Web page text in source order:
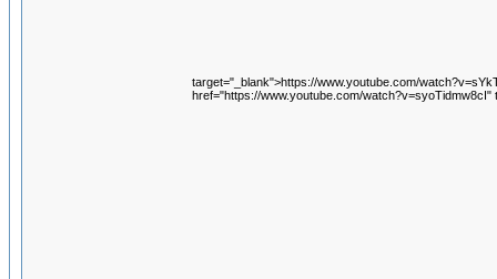
target="_blank">https://www.youtube.com/
href="https://www.youtube.com/